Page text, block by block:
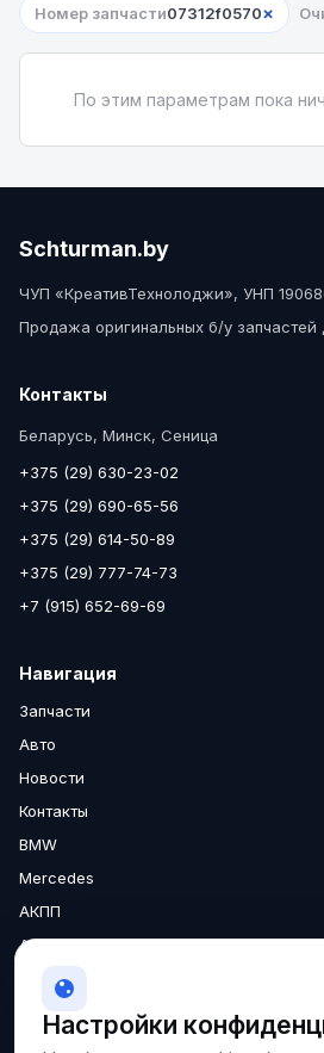
Номер запчасти07312f0570×
По этим параметрам пока
Schturman.by
ЧУП «КреативТехнолоджи», УНП
Продажа оригинальных б/у запчастей
Контакты
Беларусь, Минск, Сеница
+375 (29) 630-23-02
+375 (29) 690-65-56
+375 (29) 614-50-89
+375 (29) 777-74-73
+7 (915) 652-69-69
Навигация
Запчасти
Авто
Новости
Контакты
BMW
Mercedes
АКПП
Аксессуары
Двигатели
МКППНастройки